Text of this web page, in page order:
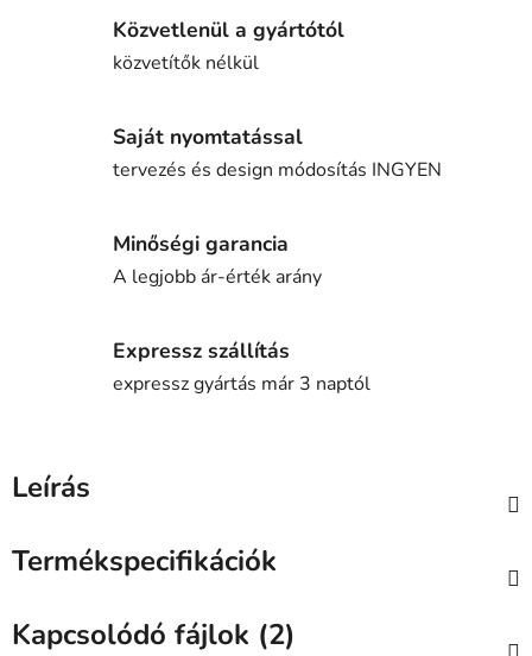
Közvetlenül a gyártótól
közvetítők nélkül
Saját nyomtatással
tervezés és design módosítás INGYEN
Minőségi garancia
A legjobb ár-érték arány
Expressz szállítás
expressz gyártás már 3 naptól
Leírás
Termékspecifikációk
Kapcsolódó fájlok (2)